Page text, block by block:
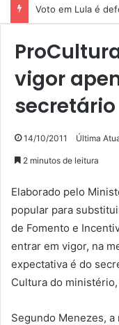
Voto em Lula é
vigor
secretário
14/10/2011 Última
2 minutos de leitura
Elaborado pelo
popular para
de Fomento e
entrar em vigor, na
expectativa é do
Cultura do
Segundo Menezes,